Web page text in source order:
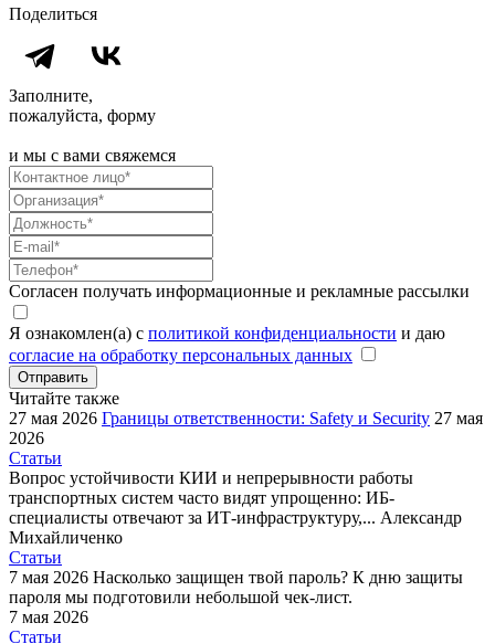
Поделиться
Заполните,
пожалуйста, форму
и мы с вами свяжемся
Согласен получать информационные и рекламные рассылки
Я ознакомлен(а) с политикой конфиденциальности и даю
согласие на обработку персональных данных
Отправить
Читайте также
27 мая 2026 Границы ответственности: Safety и Security 27 мая
2026
Статьи
Вопрос устойчивости КИИ и непрерывности работы
транспортных систем часто видят упрощенно: ИБ-
специалисты отвечают за ИТ-инфраструктуру,... Александр
Михайличенко
Статьи
7 мая 2026 Насколько защищен твой пароль? К дню защиты
пароля мы подготовили небольшой чек-лист.
7 мая 2026
Статьи